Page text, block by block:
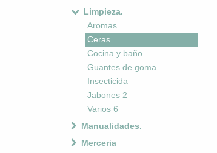
Limpieza.
Aromas
Ceras
Cocina y baño
Guantes de goma
Insecticida
Jabones 2
Varios 6
Manualidades.
Merceria